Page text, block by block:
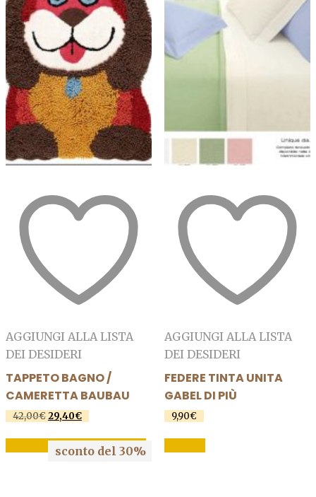
AGGIUNGI ALLA LISTA
DEI DESIDERI
TAPPETO BAGNO /
CAMERETTA BAUBAU
42,00€Il
originale
era:
29,40€Il
attuale
è:
AGGIUNGI AL CARRELLO
sconto del 30%
AGGIUNGI ALLA LISTA
DEI DESIDERI
FEDERE TINTA UNITA
GABEL DI PIÙ
9,90€
Questo
prodotto